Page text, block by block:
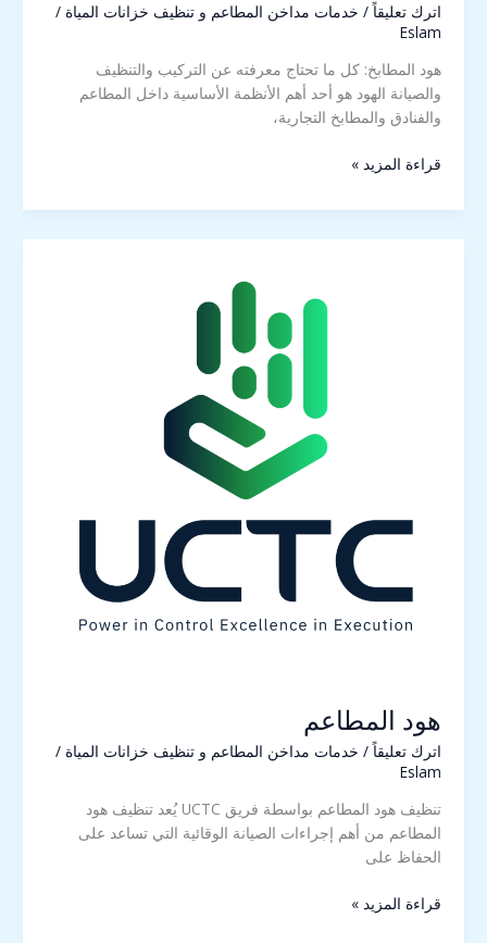
اترك تعليقاً / خدمات مداخن المطاعم و تنظيف خزانات المياة /
Eslam
هود المطابخ: كل ما تحتاج معرفته عن التركيب والتنظيف
والصيانة الهود هو أحد أهم الأنظمة الأساسية داخل المطاعم
والفنادق والمطابخ التجارية،
قراءة المزيد »
هود المطاعم
اترك تعليقاً / خدمات مداخن المطاعم و تنظيف خزانات المياة /
Eslam
تنظيف هود المطاعم بواسطة فريق UCTC يُعد تنظيف هود
المطاعم من أهم إجراءات الصيانة الوقائية التي تساعد على
الحفاظ على
قراءة المزيد »